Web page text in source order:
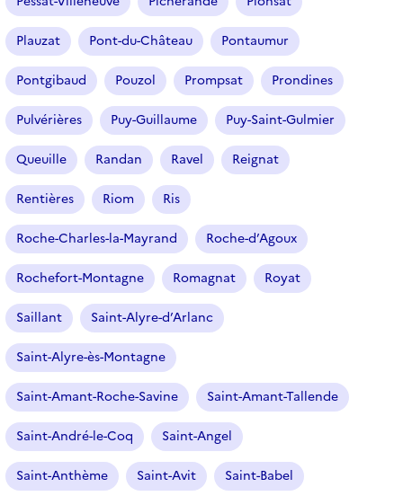
e
é
l
e
c
n
é
)
Plauzat Pont-du-Château Pontaumur
Pontgibaud Pouzol Prompsat Prondines
Pulvérières Puy-Guillaume Puy-Saint-Gulmier
Queuille Randan Ravel Reignat
Rentières Riom Ris
Roche-Charles-la-Mayrand Roche-d’Agoux
Rochefort-Montagne Romagnat Royat
Saillant Saint-Alyre-d’Arlanc
Saint-Alyre-ès-Montagne
Saint-Amant-Roche-Savine Saint-Amant-Tallende
Saint-André-le-Coq Saint-Angel
Saint-Anthème Saint-Avit Saint-Babel